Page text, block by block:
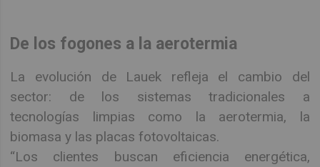
De los fogones a la aerotermia
La evolución de Lauek refleja el cambio del
sector: de los sistemas tradicionales a
tecnologías limpias como la aerotermia, la
biomasa y las placas fotovoltaicas.
“Los clientes buscan eficiencia energética,